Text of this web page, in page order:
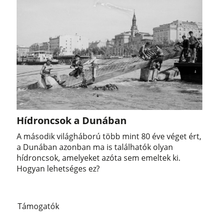
Hídroncsok a Dunában
A második világháború több mint 80 éve véget ért,
a Dunában azonban ma is találhatók olyan
hídroncsok, amelyeket azóta sem emeltek ki.
Hogyan lehetséges ez?
Támogatók